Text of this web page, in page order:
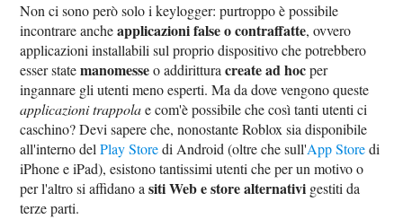
Non ci sono però solo i keylogger: purtroppo è possibile
incontrare ancheapplicazioni false o contraffatte, ovvero
applicazioni installabili sul proprio dispositivo che potrebbero
esser statemanomesseo addiritturacreate ad hocper
ingannare gli utenti meno esperti. Ma da dove vengono queste
applicazioni trappolae com'è possibile che così tanti utenti ci
caschino? Devi sapere che, nonostante Roblox sia disponibile
all'interno delPlay Storedi Android (oltre che sull'App Storedi
iPhone e iPad), esistono tantissimi utenti che per un motivo o
per l'altro si affidano asiti Web e store alternativi gestiti da
terze parti.